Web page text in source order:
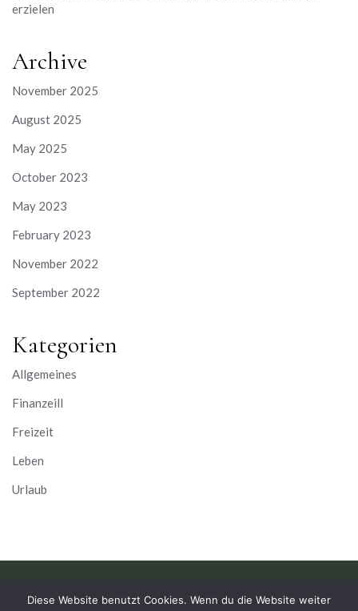
erzielen
Archive
November 2025
August 2025
May 2025
October 2023
May 2023
February 2023
November 2022
September 2022
Kategorien
Allgemeines
Finanzeill
Freizeit
Leben
Urlaub
Diese Website benutzt Cookies. Wenn du die Website weiter